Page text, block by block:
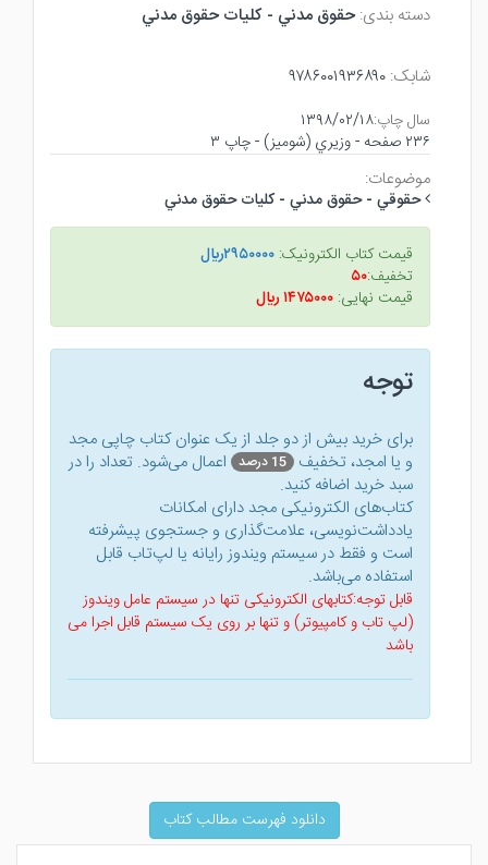
دسته بندی: حقوق مدني - كليات حقوق مدني
شابک: ۹۷۸۶۰۰۱۹۳۶۸۹۰
سال چاپ:۱۳۹۸/۰۲/۱۸
۲۳۶ صفحه - وزيري (شوميز) - چاپ ۳
موضوعات:
حقوقي - حقوق مدني - كليات حقوق مدني
قیمت کتاب الکترونیک: ۲۹۵۰۰۰۰ريال
تخفیف:۵۰
قیمت نهایی: ۱۴۷۵۰۰۰ ريال
توجه
برای خرید بیش از دو جلد از یک عنوان کتاب‌ چاپی مجد
و یا امجد، تخفیف 15 درصد
اعمال می‌شود. تعداد را در
سبد خرید اضافه کنید.
کتاب‌های الکترونیکی مجد دارای امکانات
یادداشت‌نویسی، علامت‌گذاری و جستجوی پیشرفته
است و فقط در سیستم ویندوز رایانه یا لپ‌تاب قابل
استفاده می‌باشد.
قابل توجه:کتابهای الکترونیکی تنها در سیستم عامل ویندوز
(لپ تاب و کامپیوتر) و تنها بر روی یک سیستم قابل اجرا می
باشد
دانلود فهرست مطالب کتاب